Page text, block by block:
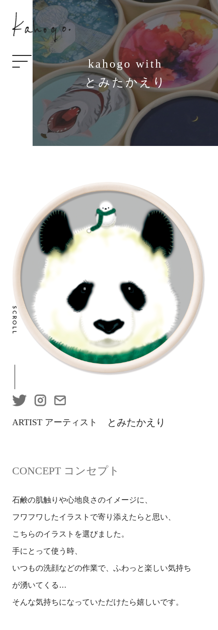
kahogo with
とみたかえり
SCROLL
ARTIST アーティスト とみたかえり
CONCEPT コンセプト
石鹸の肌触りや心地良さのイメージに、
フワフワしたイラストで寄り添えたらと思い、
こちらのイラストを選びました。
手にとって使う時、
いつもの洗顔などの作業で、ふわっと楽しい気持ち
が湧いてくる…
そんな気持ちになっていただけたら嬉しいです。